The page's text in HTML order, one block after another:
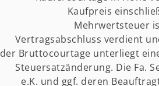
Kaufpreis
Mehrwertsteuer
Vertragsabschluss verdient
der Bruttocourtage unterliegt
Steuersatzänderung. Die Fa.
e.K. und ggf. deren